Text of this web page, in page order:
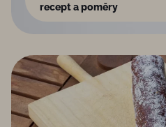
recept a poměry